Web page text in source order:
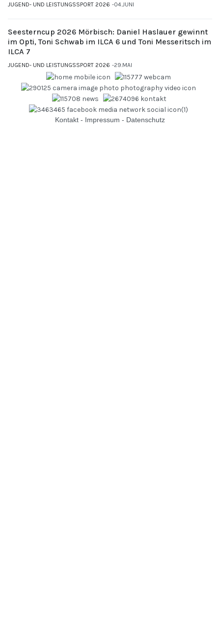
JUGEND- UND LEISTUNGSSPORT 2026 04.JUNI
Seesterncup 2026 Mörbisch: Daniel Haslauer gewinnt
im Opti, Toni Schwab im ILCA 6 und Toni Messeritsch im
ILCA 7
JUGEND- UND LEISTUNGSSPORT 2026 29.MAI
Kontakt - Impressum - Datenschutz